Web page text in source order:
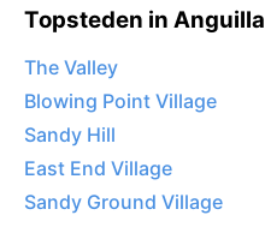
Topsteden in Anguilla
The Valley
Blowing Point Village
Sandy Hill
East End Village
Sandy Ground Village